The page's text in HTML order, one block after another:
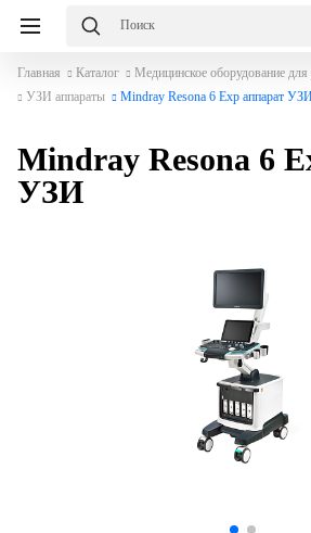
Главная Каталог
Медицинское оборудование для
УЗИ аппараты
Mindray Resona 6 Exp аппарат
Mindray Resona 6
УЗИ